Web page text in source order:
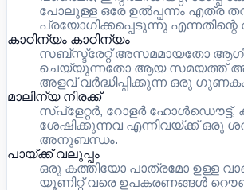
പോലുള്ള ഒരേ ഉൽപ്പന്നം എത്ര
പ്രയോഗിക്കപ്പെടുന്നു
കാഠിന്യം കാഠിന്യം
സബ്സ്ട്രേറ്റ് അസമമായതോ
ചെയ്യുന്നതോ ആയ സമയത്ത്
അളവ് വർദ്ധിപ്പിക്കുന്ന ഒരു
മാലിന്യ നിരക്ക്
സ്പ്ളേറ്റർ, റോളർ ഹോൾഡൌട്ട്,
ശേഷിക്കുന്നവ എന്നിവയ്ക്ക് ഒരു
അനുബന്ധം.
പായ്ക്ക് വലുപ്പം
ഒരു കത്തിയോ പാത്രമോ ഉള്ള
യൂണിറ്റ് വരെ ഉപകരണങ്ങൾ